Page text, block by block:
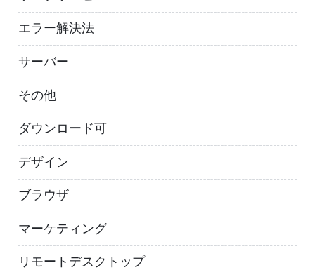
エラー解決法
サーバー
その他
ダウンロード可
デザイン
ブラウザ
マーケティング
リモートデスクトップ